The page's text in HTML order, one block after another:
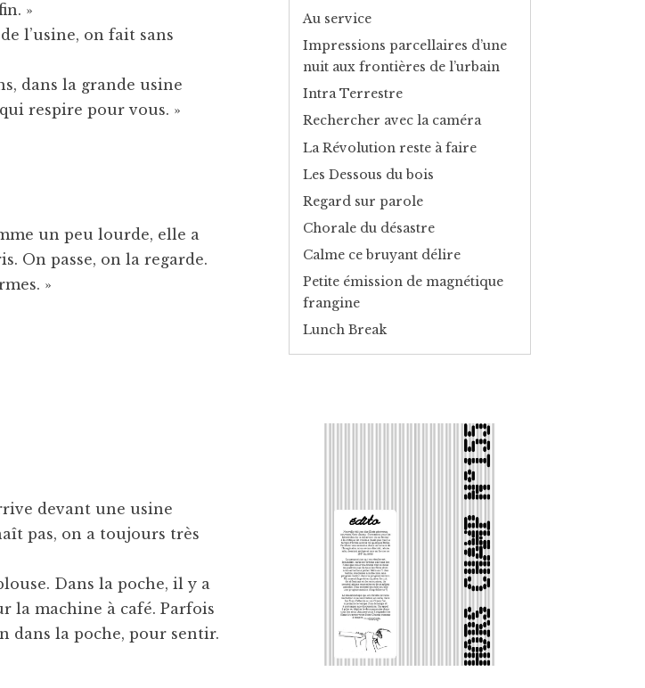
»
l’usine, on fait sans
dans la grande usine
respire pour vous. »
un peu lourde, elle a
On passe, on la regarde.
»
devant une usine
pas, on a toujours très
Dans la poche, il y a
la machine à café. Parfois
dans la poche, pour sentir.
Au service
Impressions parcellaires d’une
nuit aux frontières de l’urbain
Intra Terrestre
Rechercher avec la caméra
La Révolution reste à faire
Les Dessous du bois
Regard sur parole
Chorale du désastre
Calme ce bruyant délire
Petite émission de magnétique
frangine
Lunch Break